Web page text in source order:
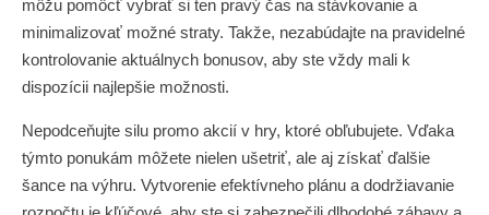
môžu pomôcť vybrať si ten pravý čas na stávkovanie a
minimalizovať možné straty. Takže, nezabúdajte na pravidelné
kontrolovanie aktuálnych bonusov, aby ste vždy mali k
dispozícii najlepšie možnosti.
Nepodceňujte silu promo akcií v hry, ktoré obľubujete. Vďaka
týmto ponukám môžete nielen ušetriť, ale aj získať ďalšie
šance na výhru. Vytvorenie efektívneho plánu a dodržiavanie